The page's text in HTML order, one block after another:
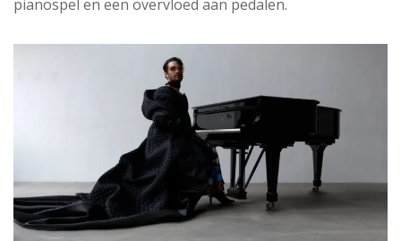
pianospel en een overvloed aan pedalen.